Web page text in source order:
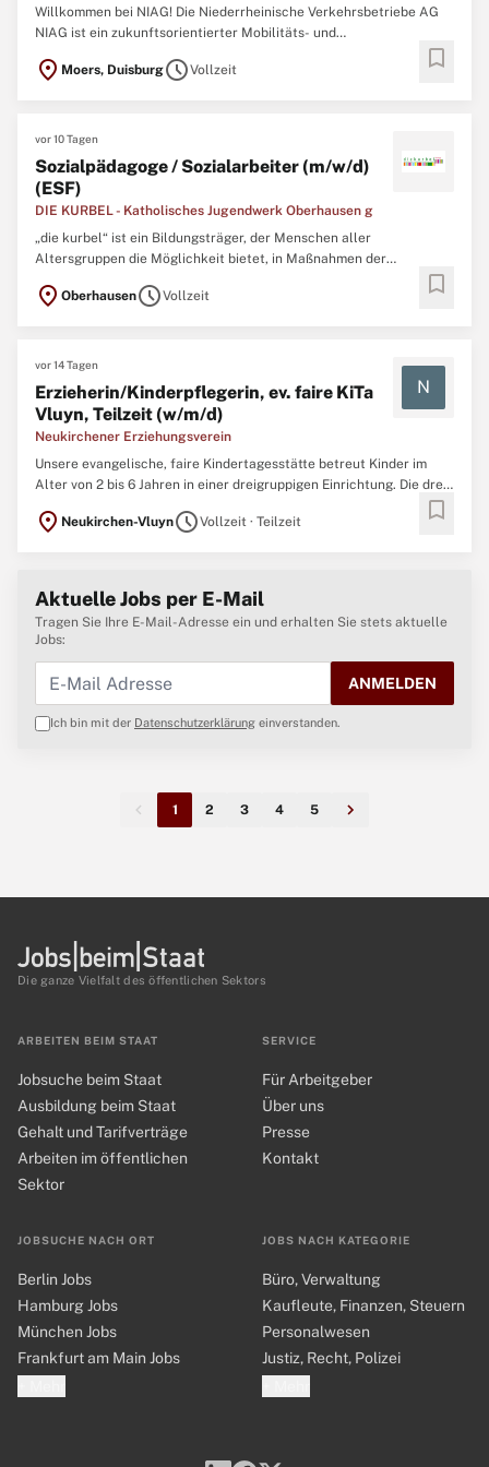
Willkommen bei NIAG! Die Niederrheinische Verkehrsbetriebe AG
NIAG ist ein zukunftsorientierter Mobilitäts- und
Verkehrsdienstleister mit einem breiten Leistungsspektrum. Als
größter Anbieter im busgestützten öffentlichen
location_on Moers, DuisburgscheduleVollzeit bookmark
vor 10 Tagen
Sozialpädagoge / Sozialarbeiter (m/w/d)
(ESF)
DIE KURBEL - Katholisches Jugendwerk Oberhausen g
„die kurbel“ ist ein Bildungsträger, der Menschen aller
Altersgruppen die Möglichkeit bietet, in Maßnahmen der
beruflichen Orientierung und Berufsvorbereitung, in Ausbildung,
Stabilisierungs- und Qualifizierungsprojekten und
location_on OberhausenscheduleVollzeit bookmark
vor 14 Tagen
Erzieherin/Kinderpflegerin, ev. faire KiTa
Vluyn, Teilzeit (w/m/d)
Neukirchener Erziehungsverein
N
Unsere evangelische, faire Kindertagesstätte betreut Kinder im
Alter von 2 bis 6 Jahren in einer dreigruppigen Einrichtung. Die drei
Gruppenräume gehen vom großzügig gestalteten Foyer in der Mitte
der Einrichtung ab. Die Gruppenräume sind großzügig gestaltet und
location_on Neukirchen-VluynscheduleVollzeit · Teilzeit bookmark
Aktuelle Jobs per E-Mail
Tragen Sie Ihre E-Mail-Adresse ein und erhalten Sie stets aktuelle
Jobs:
ANMELDEN
Ich bin mit der Datenschutzerklärung einverstanden.
1 2 3 4 5
Die ganze Vielfalt des öffentlichen Sektors
ARBEITEN BEIM STAAT
Jobsuche beim Staat
Ausbildung beim Staat
Gehalt und Tarifverträge
Arbeiten im öffentlichen
Sektor
JOBSUCHE NACH ORT
Berlin Jobs
Hamburg Jobs
München Jobs
Frankfurt am Main Jobs
JOBS NACH KATEGORIE
Büro, Verwaltung
Kaufleute, Finanzen, Steuern
Personalwesen
Justiz, Recht, Polizei
SERVICE
Für Arbeitgeber
Über uns
Presse
Kontakt